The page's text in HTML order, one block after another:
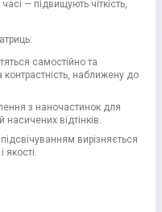
— підвищують чіткість,
самостійно та
контрастність, наближену до
з наночастинок для
насичених відтінків.
вирізняється
якості.